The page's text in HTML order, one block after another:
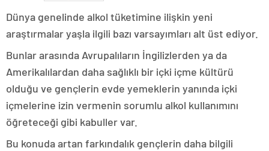
Dünya genelinde alkol tüketimine ilişkin yeni
araştırmalar yaşla ilgili bazı varsayımları alt üst ediyor.
Bunlar arasında Avrupalıların İngilizlerden ya da
Amerikalılardan daha sağlıklı bir içki içme kültürü
olduğu ve gençlerin evde yemeklerin yanında içki
içmelerine izin vermenin sorumlu alkol kullanımını
öğreteceği gibi kabuller var.
Bu konuda artan farkındalık gençlerin daha bilgili